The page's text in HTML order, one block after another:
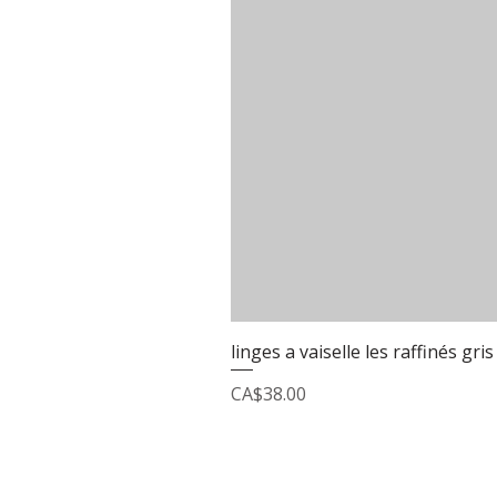
linges a vaiselle les raffinés gris
Price
CA$38.00